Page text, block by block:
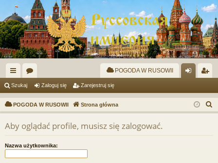
ię
ce
j
…
or
a
POGODA W RUSOWII
og
uj
ej
es
Szukaj Zaloguj się Zarejestruj się
POGODA W RUSOWII Strona główna
z
Aby oglądać profile, musisz się zalogować.
Nazwa użytkownika: